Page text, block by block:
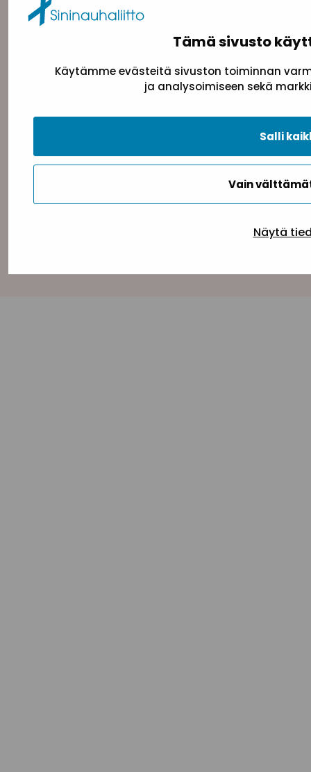
Tämä sivusto
Käytämme evästeitä sivuston toiminnan
ja analysoimiseen sekä
Vain
Salli
Näytä
Tietosuojaseloste Evästeseloste